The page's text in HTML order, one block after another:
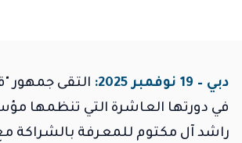
دبي – 19 نوفمبر 2025:
التقى جمهور
في دورتها العاشرة التي تنظمها
راشد آل مكتوم للمعرفة بالشراكة مع